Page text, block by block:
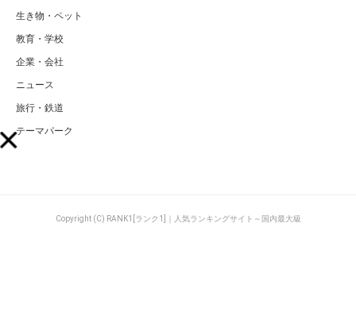
生き物・ペット
教育・学校
企業・会社
ニュース
旅行・鉄道
テーマパーク
Copyright (C) RANK1[ランク1]｜人気ランキングサイト～国内最大級